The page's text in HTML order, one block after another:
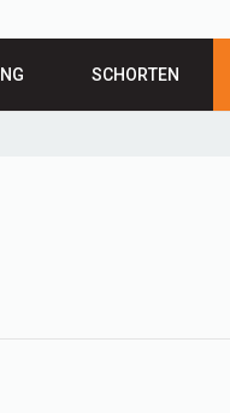
SCHORTEN